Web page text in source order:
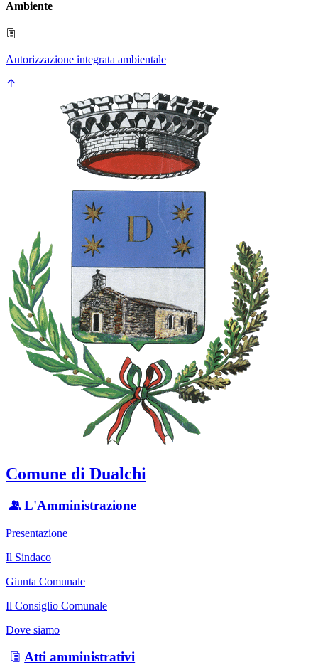
Ambiente
Autorizzazione integrata ambientale
Comune di Dualchi
L'Amministrazione
Presentazione
Il Sindaco
Giunta Comunale
Il Consiglio Comunale
Dove siamo
Atti amministrativi